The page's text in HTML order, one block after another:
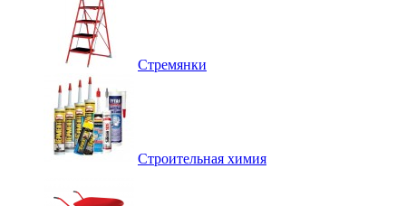
Стремянки
Строительная химия